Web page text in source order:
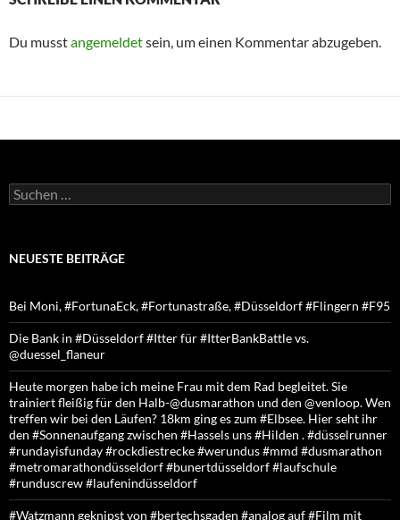
Du musstangemeldetsein, um einen Kommentar abzugeben.
Suchen
nach:
NEUESTE BEITRÄGE
Bei Moni, #FortunaEck, #Fortunastraße, #Düsseldorf #Flingern #F95
Die Bank in #Düsseldorf #Itter für #ItterBankBattle vs.
@duessel_flaneur
Heute morgen habe ich meine Frau mit dem Rad begleitet. Sie
trainiert fleißig für den Halb-@dusmarathon und den @venloop. Wen
treffen wir bei den Läufen? 18km ging es zum #Elbsee. Hier seht ihr
den #Sonnenaufgang zwischen #Hassels uns #Hilden . #düsselrunner
#rundayisfunday #rockdiestrecke #werundus #mmd #dusmarathon
#metromarathondüsseldorf #bunertdüsseldorf #laufschule
#runduscrew #laufenindüsseldorf
#Watzmann geknipst von #bertechsgaden #analog auf #Film mit